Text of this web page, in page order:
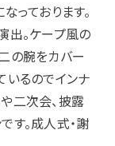
っております。
出。ケープ風の
の腕をカバー
いるのでインナ
二次会、披露
す。成人式・謝